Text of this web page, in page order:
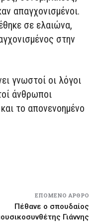
απαγχονισμένοι.
σε ελαιώνα,
στην
γνωστοί οι λόγοι
άνθρωποι
το απονενοημένο
ΕΠΌΜΕΝΟ ΆΡΘΡΟ
Πέθανε ο σπουδαίος
Γιάννης